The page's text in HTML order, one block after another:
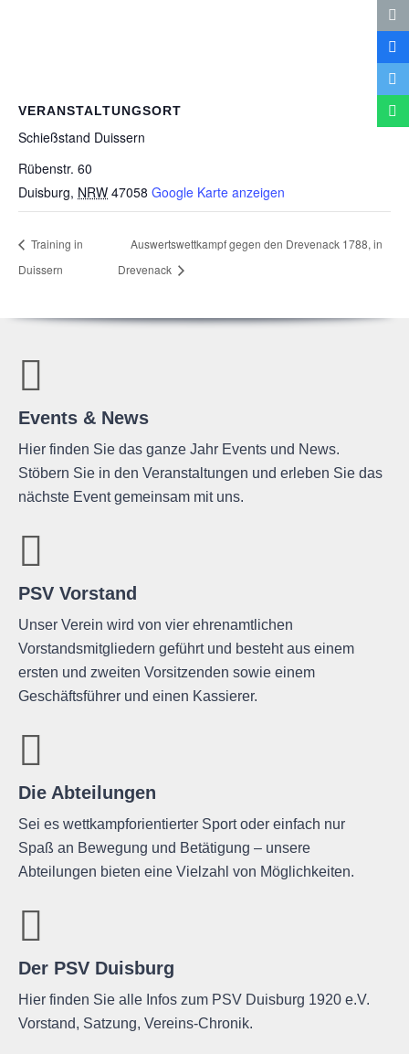
VERANSTALTUNGSORT
Schieß­stand Duissern
Rübenstr. 60
Duisburg, NRW 47058 Google Karte anzeigen
Trai­ning in
Duissern
Aus­werts­wett­kampf gegen den Dre­venack 1788, in
Drevenack
Events & News
Hier finden Sie das ganze Jahr Events und News.
Stöbern Sie in den Veranstaltungen und erleben Sie das
nächste Event gemeinsam mit uns.
PSV Vorstand
Unser Verein wird von vier ehrenamtlichen
Vorstandsmitgliedern geführt und besteht aus einem
ersten und zweiten Vorsitzenden sowie einem
Geschäftsführer und einen Kassierer.
Die Abteilungen
Sei es wettkampforientierter Sport oder einfach nur
Spaß an Bewegung und Betätigung – unsere
Abteilungen bieten eine Vielzahl von Möglichkeiten.
Der PSV Duisburg
Hier finden Sie alle Infos zum PSV Duisburg 1920 e.V.
Vorstand, Satzung, Vereins-Chronik.